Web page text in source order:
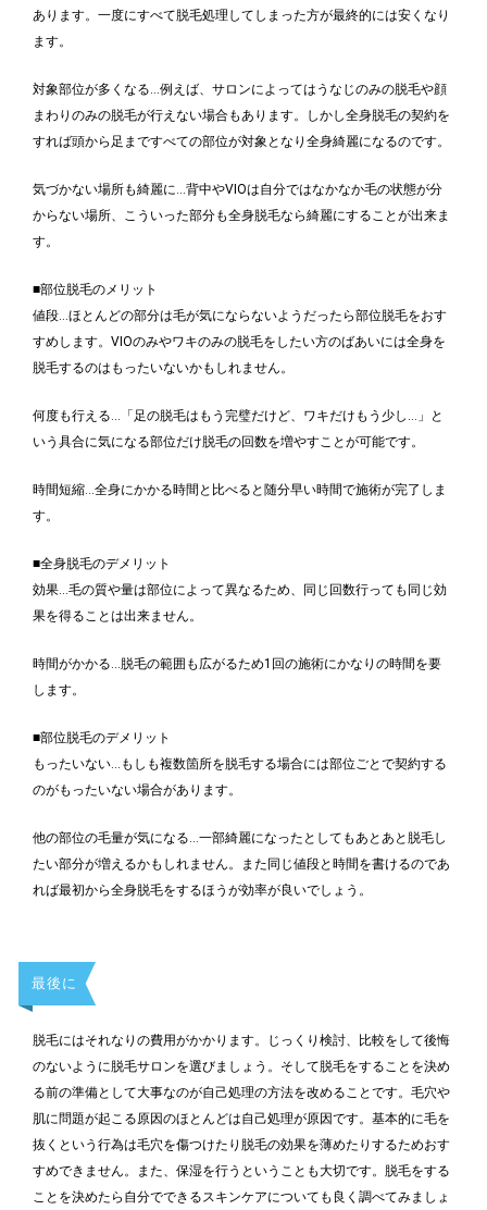
あります。一度にすべて脱毛処理してしまった方が最終的には安くなり
ます。
対象部位が多くなる…例えば、サロンによってはうなじのみの脱毛や顔
まわりのみの脱毛が行えない場合もあります。しかし全身脱毛の契約を
すれば頭から足まですべての部位が対象となり全身綺麗になるのです。
気づかない場所も綺麗に…背中やVIOは自分ではなかなか毛の状態が分
からない場所、こういった部分も全身脱毛なら綺麗にすることが出来ま
す。
■部位脱毛のメリット
値段…ほとんどの部分は毛が気にならないようだったら部位脱毛をおす
すめします。VIOのみやワキのみの脱毛をしたい方のばあいには全身を
脱毛するのはもったいないかもしれません。
何度も行える…「足の脱毛はもう完璧だけど、ワキだけもう少し…」と
いう具合に気になる部位だけ脱毛の回数を増やすことが可能です。
時間短縮…全身にかかる時間と比べると随分早い時間で施術が完了しま
す。
■全身脱毛のデメリット
効果…毛の質や量は部位によって異なるため、同じ回数行っても同じ効
果を得ることは出来ません。
時間がかかる…脱毛の範囲も広がるため1回の施術にかなりの時間を要
します。
■部位脱毛のデメリット
もったいない…もしも複数箇所を脱毛する場合には部位ごとで契約する
のがもったいない場合があります。
他の部位の毛量が気になる…一部綺麗になったとしてもあとあと脱毛し
たい部分が増えるかもしれません。また同じ値段と時間を書けるのであ
れば最初から全身脱毛をするほうが効率が良いでしょう。
最後に
脱毛にはそれなりの費用がかかります。じっくり検討、比較をして後悔
のないように脱毛サロンを選びましょう。そして脱毛をすることを決め
る前の準備として大事なのが自己処理の方法を改めることです。毛穴や
肌に問題が起こる原因のほとんどは自己処理が原因です。基本的に毛を
抜くという行為は毛穴を傷つけたり脱毛の効果を薄めたりするためおす
すめできません。また、保湿を行うということも大切です。脱毛をする
ことを決めたら自分でできるスキンケアについても良く調べてみましょ